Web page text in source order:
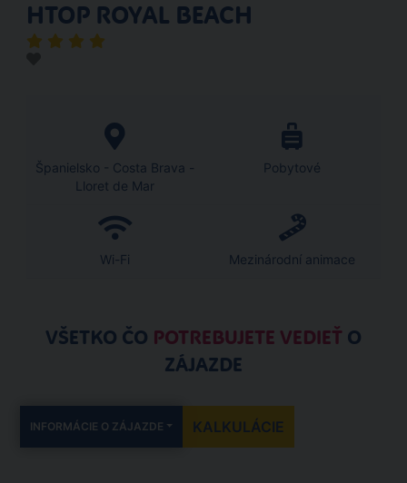
HTOP ROYAL BEACH
Španielsko - Costa Brava -
Lloret de Mar
Pobytové
Wi-Fi Mezinárodní animace
VŠETKO ČO POTREBUJETE VEDIEŤ O
ZÁJAZDE
INFORMÁCIE O ZÁJAZDE KALKULÁCIE